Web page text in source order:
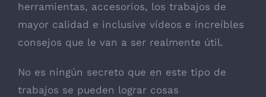
herramientas, accesorios, los trabajos de
mayor calidad e inclusive vídeos e increíbles
consejos que le van a ser realmente útil.
No es ningún secreto que en este tipo de
trabajos se pueden lograr cosas